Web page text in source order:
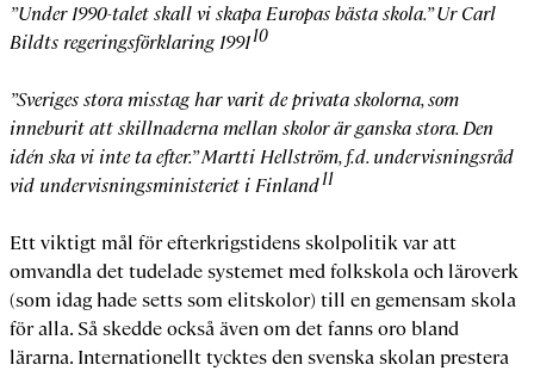
”Under 1990-talet skall vi skapa Europas bästa skola.” Ur Carl
Bildts regeringsförklaring 199110
”Sveriges stora misstag har varit de privata skolorna, som
inneburit att skillnaderna mellan skolor är ganska stora. Den
idén ska vi inte ta efter.” Martti Hellström, f.d. undervisningsråd
vid undervisningsministeriet i Finland11
Ett viktigt mål för efterkrigstidens skolpolitik var att
omvandla det tudelade systemet med folkskola och läroverk
(som idag hade setts som elitskolor) till en gemensam skola
för alla. Så skedde också även om det fanns oro bland
lärarna. Internationellt tycktes den svenska skolan prestera